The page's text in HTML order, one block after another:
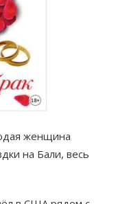
женщина
на Бали, весь